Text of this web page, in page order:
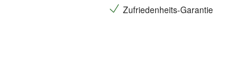
Zufriedenheits-Garantie